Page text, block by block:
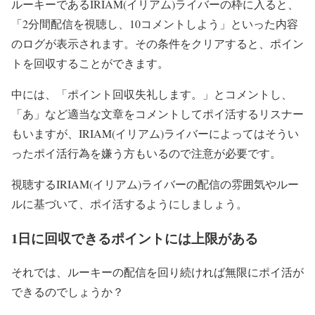
ルーキーであるIRIAM(イリアム)ライバーの枠に入ると、
「2分間配信を視聴し、10コメントしよう」といった内容
のログが表示されます。 その条件をクリアすると、ポイン
トを回収することができます。
中には、「ポイント回収失礼します。」とコメントし、
「あ」など適当な文章をコメントしてポイ活するリスナー
もいますが、IRIAM(イリアム)ライバーによってはそうい
ったポイ活行為を嫌う方もいるので注意が必要です。
視聴するIRIAM(イリアム)ライバーの配信の雰囲気やルー
ルに基づいて、ポイ活するようにしましょう。
1日に回収できるポイントには上限がある
それでは、ルーキーの配信を回り続ければ無限にポイ活が
できるのでしょうか？